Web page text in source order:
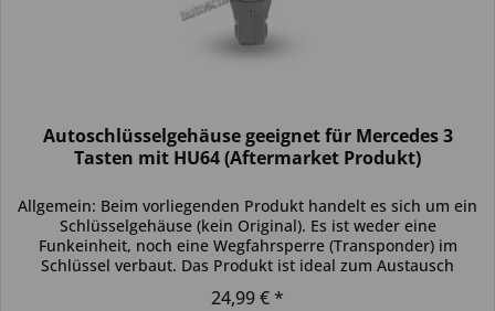
Autoschlüsselgehäuse geeignet für Mercedes 3
Tasten mit HU64 (Aftermarket Produkt)
Allgemein: Beim vorliegenden Produkt handelt es sich um ein
Schlüsselgehäuse (kein Original). Es ist weder eine
Funkeinheit, noch eine Wegfahrsperre (Transponder) im
Schlüssel verbaut. Das Produkt ist ideal zum Austausch
24,99 € *